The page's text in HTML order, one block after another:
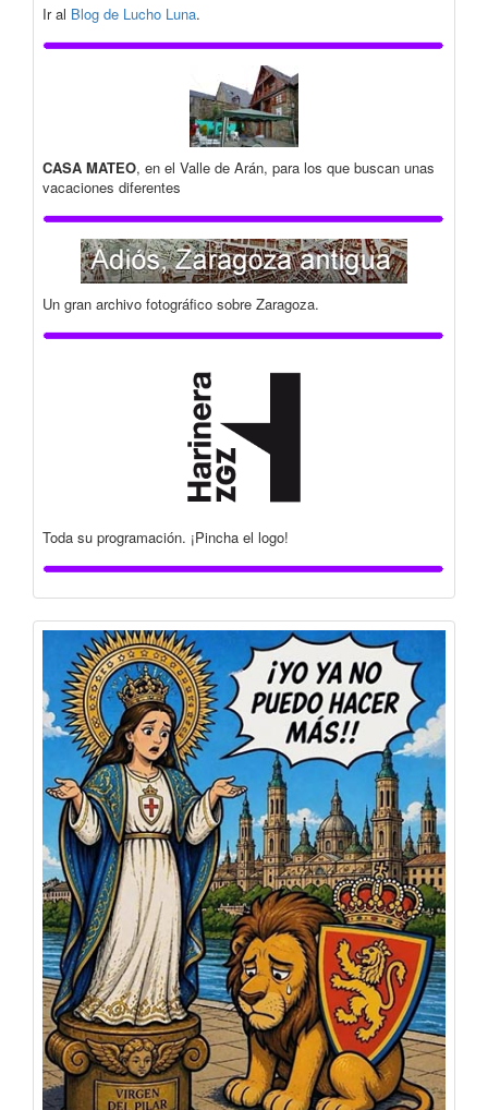
Ir al Blog de Lucho Luna.
CASA MATEO, en el Valle de Arán, para los que buscan unas
vacaciones diferentes
Un gran archivo fotográfico sobre Zaragoza.
Toda su programación. ¡Pincha el logo!